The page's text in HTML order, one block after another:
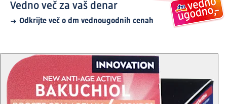
Vedno več za vaš denar
Odkrijte več o dm vednougodnih cenah